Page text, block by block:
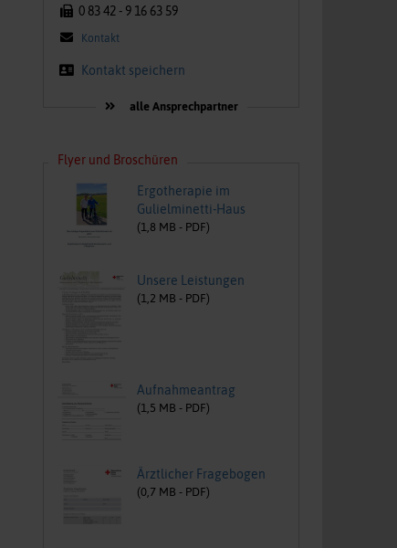
0 83 42 - 9 16 63 59
Kontakt
Kontakt speichern
alle Ansprechpartner
Flyer und Broschüren
Ergotherapie im
Gulielminetti-Haus
(1,8 MB - PDF)
Unsere Leistungen
(1,2 MB - PDF)
Aufnahmeantrag
(1,5 MB - PDF)
Ärztlicher Fragebogen
(0,7 MB - PDF)